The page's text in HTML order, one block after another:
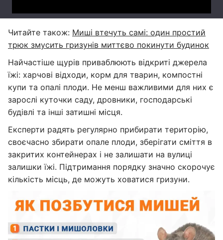
Читайте також: Миші втечуть самі: один простий
трюк змусить гризунів миттєво покинути будинок
Найчастіше щурів приваблюють відкриті джерела
їжі: харчові відходи, корм для тварин, компостні
купи та опалі плоди. Не менш важливими для них є
зарослі куточки саду, дровники, господарські
будівлі та інші затишні місця.
Експерти радять регулярно прибирати територію,
своєчасно збирати опале плоди, зберігати сміття в
закритих контейнерах і не залишати на вулиці
залишки їжі. Підтримання порядку значно скорочує
кількість місць, де можуть ховатися гризуни.